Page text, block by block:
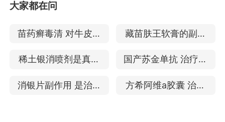
大家都在问
苗药癣毒清 对牛皮癣
的效果
藏苗肤王软膏的副作
用 治疗牛皮癣的效果
稀土银消喷剂是真的
吗 治疗银屑病的功效
国产苏金单抗 治疗银
屑病的效果
消银片副作用 是治疗
方希阿维a胶囊 治疗